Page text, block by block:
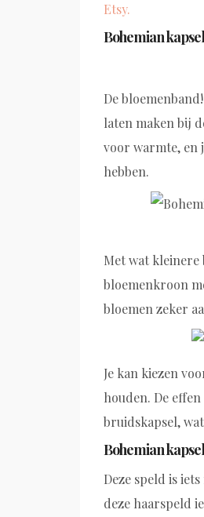
Etsy.
Bohemian
De
laten maken bij
voor warmte, en
hebben.
Met wat kleinere
bloemenkroon
bloemen zeker
Je kan kiezen
houden. De
bruidskapsel,
Bohemian
Deze speld is
deze haarspeld